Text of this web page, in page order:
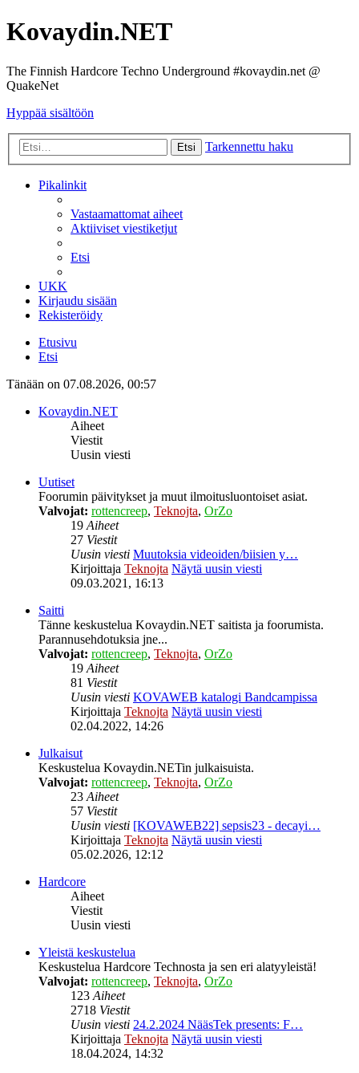
Kovaydin.NET
The Finnish Hardcore Techno Underground #kovaydin.net @
QuakeNet
Hyppää sisältöön
Etsi Tarkennettu haku
Pikalinkit
Vastaamattomat aiheet
Aktiiviset viestiketjut
Etsi
UKK
Kirjaudu sisään
Rekisteröidy
Etusivu
Etsi
Tänään on 07.08.2026, 00:57
Kovaydin.NET
Aiheet
Viestit
Uusin viesti
Uutiset
Foorumin päivitykset ja muut ilmoitusluontoiset asiat.
Valvojat: rottencreep, Teknojta, OrZo
19Aiheet
27 Viestit
Uusin viesti Muutoksia videoiden/biisien y…
Kirjoittaja Teknojta Näytä uusin viesti
09.03.2021, 16:13
Saitti
Tänne keskustelua Kovaydin.NET saitista ja foorumista.
Parannusehdotuksia jne...
Valvojat: rottencreep, Teknojta, OrZo
19Aiheet
81 Viestit
Uusin viesti KOVAWEB katalogi Bandcampissa
Kirjoittaja Teknojta Näytä uusin viesti
02.04.2022, 14:26
Julkaisut
Keskustelua Kovaydin.NETin julkaisuista.
Valvojat: rottencreep, Teknojta, OrZo
23Aiheet
57 Viestit
Uusin viesti [KOVAWEB22] sepsis23 - decayi…
Kirjoittaja Teknojta Näytä uusin viesti
05.02.2026, 12:12
Hardcore
Aiheet
Viestit
Uusin viesti
Yleistä keskustelua
Keskustelua Hardcore Technosta ja sen eri alatyyleistä!
Valvojat: rottencreep, Teknojta, OrZo
123Aiheet
2718 Viestit
Uusin viesti 24.2.2024 NääsTek presents: F…
Kirjoittaja Teknojta Näytä uusin viesti
18.04.2024, 14:32